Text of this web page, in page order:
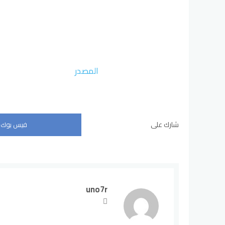
المصدر
شارك على فيس بوك
uno7r